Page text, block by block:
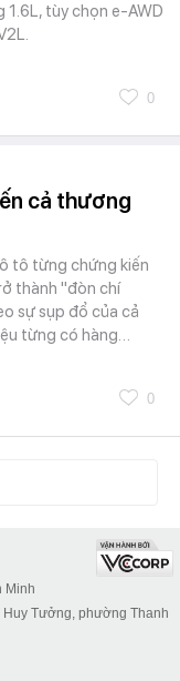
1.6L, tùy chọn e-AWD
0
cả thương
tô từng chứng kiến
thành "đòn chí
sự sụp đổ của cả
từng có hàng…
0
Minh
Tưởng, phường Thanh